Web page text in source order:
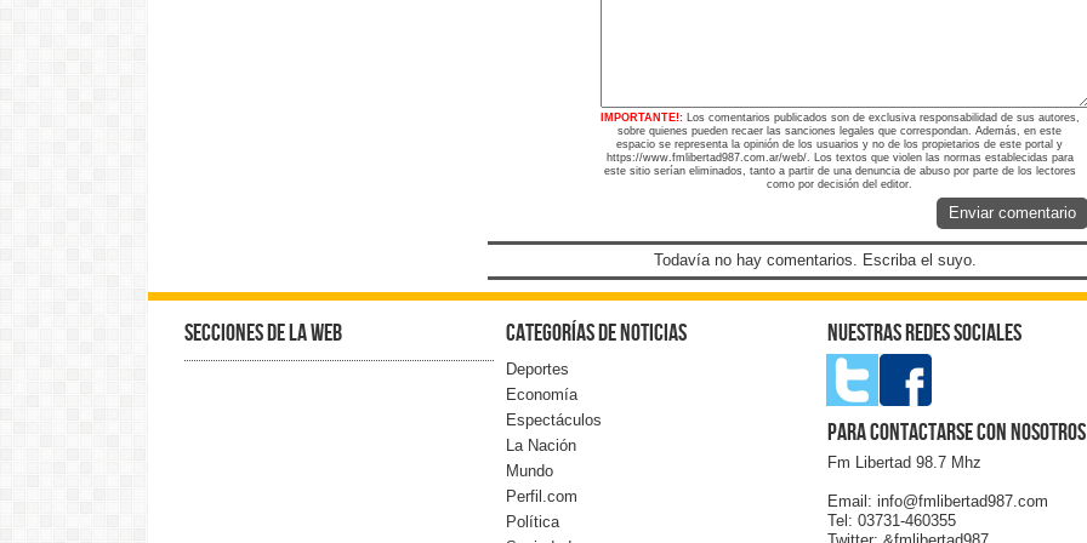
IMPORTANTE!: Los comentarios publicados son de exclusiva responsabilidad de sus autores,
sobre quienes pueden recaer las sanciones legales que correspondan. Además, en este
espacio se representa la opinión de los usuarios y no de los propietarios de este portal y
https://www.fmlibertad987.com.ar/web/. Los textos que violen las normas establecidas para
este sitio serían eliminados, tanto a partir de una denuncia de abuso por parte de los lectores
como por decisión del editor.
Enviar comentario
Todavía no hay comentarios. Escriba el suyo.
Secciones de la web Categorías de noticias
Deportes
Economía
Espectáculos
La Nación
Mundo
Perfil.com
Política
Nuestras redes sociales
Para contactarse con nosotros
Fm Libertad 98.7 Mhz
Email: info@fmlibertad987.com
Tel: 03731-460355